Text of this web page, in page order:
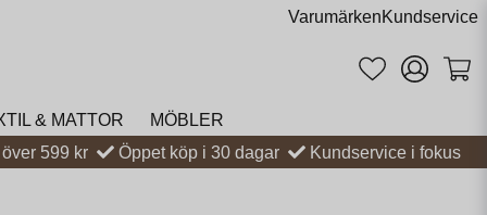
VarumärkenKundservice
& MATTOR
MÖBLER
599 kr
Öppet köp i 30 dagar Kundservice i fokus